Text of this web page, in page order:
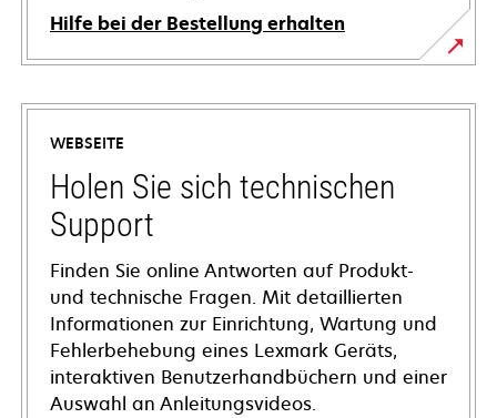
Hilfe bei der Bestellung erhalten
WEBSEITE
Holen Sie sich technischen
Support
Finden Sie online Antworten auf Produkt-
und technische Fragen. Mit detaillierten
Informationen zur Einrichtung, Wartung und
Fehlerbehebung eines Lexmark Geräts,
interaktiven Benutzerhandbüchern und einer
Auswahl an Anleitungsvideos.